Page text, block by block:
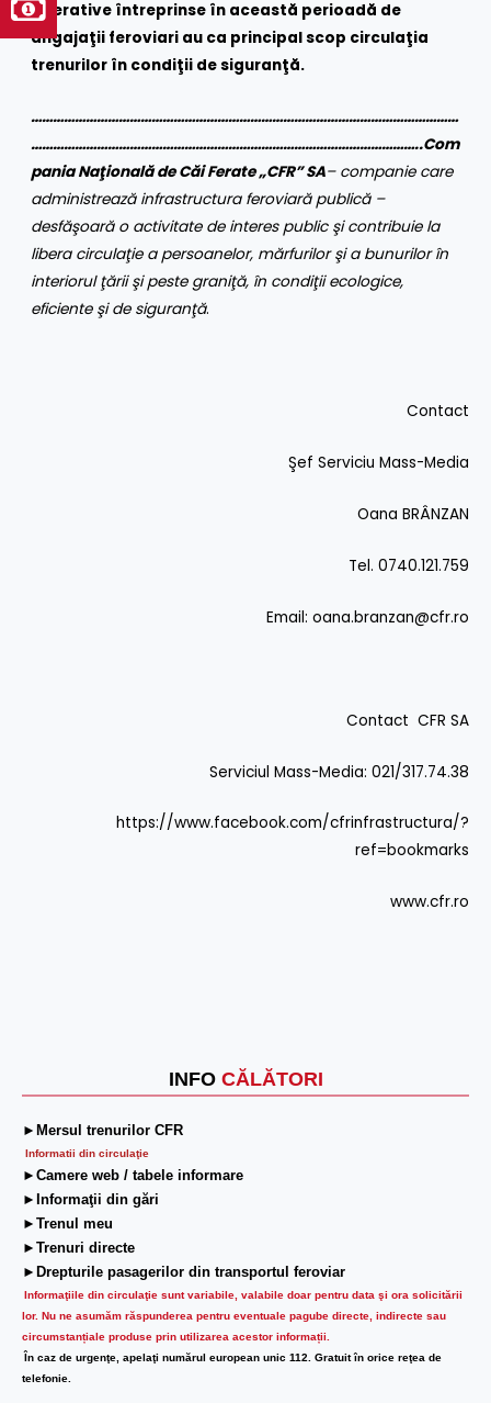
INFO CĂLĂTORI
►Mersul trenurilor CFR
Informatii din circulaţie
►Camere web / tabele informare
►Informaţii din gări
►Trenul meu
►Trenuri directe
►Drepturile pasagerilor din transportul feroviar
Informaţiile din circulaţie sunt variabile, valabile doar pentru data şi ora solicitării
lor. Nu ne asumăm răspunderea pentru eventuale pagube directe, indirecte sau
circumstanțiale produse prin utilizarea acestor informații.
În caz de urgenţe, apelaţi numărul european unic 112. Gratuit în orice reţea de
telefonie.
operative întreprinse în această perioadă de
angajaţii feroviari au ca principal scop circulaţia
trenurilor în condiţii de siguranţă.
………………………………………………………………………………………………………
……………………………………………………………………………………………..Com
pania Naţională de Căi Ferate „CFR” SA– companie care
administrează infrastructura feroviară publică –
desfăşoară o activitate de interes public şi contribuie la
libera circulaţie a persoanelor, mărfurilor şi a bunurilor în
interiorul ţării şi peste graniţă, în condiţii ecologice,
eficiente şi de siguranţă.
Contact
Şef Serviciu Mass-Media
Oana BRÂNZAN
Tel. 0740.121.759
Email: oana.branzan@cfr.ro
Contact CFR SA
Serviciul Mass-Media: 021/317.74.38
https://www.facebook.com/cfrinfrastructura/?
ref=bookmarks
www.cfr.ro